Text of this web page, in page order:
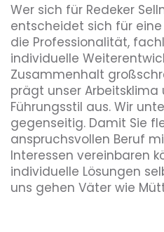
Wer sich für Redeker
entscheidet sich für
die Professionalität,
individuelle
Zusammenhalt
prägt unser
Führungsstil aus. Wir
gegenseitig. Damit Sie
anspruchsvollen Beruf
Interessen vereinbaren
individuelle Lösungen
uns gehen Väter wie